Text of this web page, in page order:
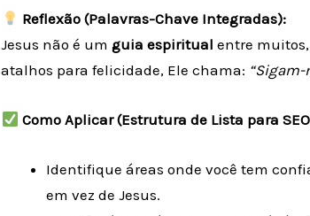
Reflexão (Palavras-Chave Integradas):
Jesus não é umguia espiritual entre
atalhos para felicidade, Ele chama: “Sigam-
Como Aplicar (Estrutura de Lista para
Identifique áreas onde você tem
em vez de Jesus.